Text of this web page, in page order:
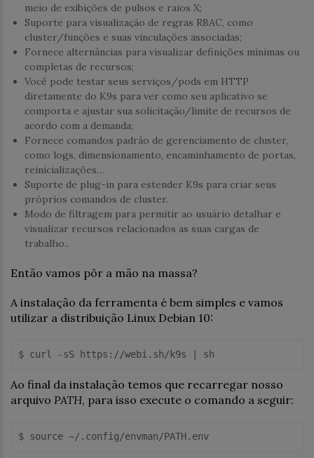
meio de exibições de pulsos e raios X;
Suporte para visualização de regras RBAC, como
cluster/funções e suas vinculações associadas;
Fornece alternâncias para visualizar definições mínimas ou
completas de recursos;
Você pode testar seus serviços/pods em HTTP
diretamente do K9s para ver como seu aplicativo se
comporta e ajustar sua solicitação/limite de recursos de
acordo com a demanda;
Fornece comandos padrão de gerenciamento de cluster,
como logs, dimensionamento, encaminhamento de portas,
reinicializações…
Suporte de plug-in para estender K9s para criar seus
próprios comandos de cluster.
Modo de filtragem para permitir ao usuário detalhar e
visualizar recursos relacionados as suas cargas de
trabalho..
Então vamos pôr a mão na massa?
A instalação da ferramenta é bem simples e vamos
utilizar a distribuição Linux Debian 10:
$ curl -sS https: //webi. sh/k9s | sh
Ao final da instalação temos que recarregar nosso
arquivo PATH, para isso execute o comando a seguir:
$ source ~/.config/envman/PATH.env